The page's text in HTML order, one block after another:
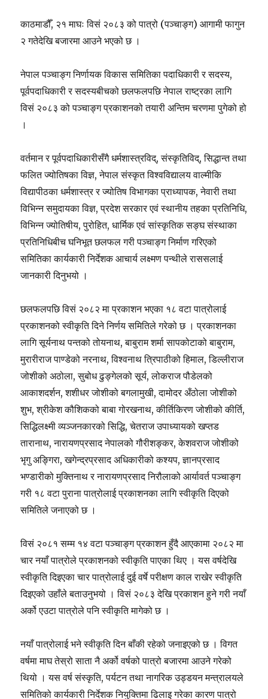
काठमाडौँ, २१ माघः विसं २०८३ को पात्रो (पञ्चाङ्ग) आगामी फागुन
२ गतेदेखि बजारमा आउने भएको छ ।
नेपाल पञ्चाङ्ग निर्णायक विकास समितिका पदाधिकारी र सदस्य,
पूर्वपदाधिकारी र सदस्यबीचको छलफलपछि नेपाल राष्ट्रका लागि
विसं २०८३ को पञ्चाङ्ग प्रकाशनको तयारी अन्तिम चरणमा पुगेको हो
।
वर्तमान र पूर्वपदाधिकारीसँगै धर्मशास्त्रविद्, संस्कृतिविद्, सिद्धान्त तथा
फलित ज्योतिषका विज्ञ, नेपाल संस्कृत विश्वविद्यालय वाल्मीकि
विद्यापीठका धर्मशास्त्र र ज्योतिष विभागका प्राध्यापक, नेवारी तथा
विभिन्न समुदायका विज्ञ, प्रदेश सरकार एवं स्थानीय तहका प्रतिनिधि,
विभिन्न ज्योतिषीय, पुरोहित, धार्मिक एवं सांस्कृतिक सङ्घ संस्थाका
प्रतिनिधिबीच घनिभूत छलफल गरी पञ्चाङ्ग निर्माण गरिएको
समितिका कार्यकारी निर्देशक आचार्य लक्ष्मण पन्थीले राससलाई
जानकारी दिनुभयो ।
छलफलपछि विसं २०८२ मा प्रकाशन भएका १८ वटा पात्रोलाई
प्रकाशनको स्वीकृति दिने निर्णय समितिले गरेको छ । प्रकाशनका
लागि सूर्यनाथ पन्तको तोयनाथ, बाबुराम शर्मा सापकोटाको बाबुराम,
मुरारीराज पाण्डेको नरनाथ, विश्वनाथ त्रिपाठीको हिमाल, डिल्लीराज
जोशीको अठोला, सुबोध ढुङ्गेलको सूर्य, लोकराज पौडेलको
आकाशदर्शन, शशीधर जोशीको बगलामुखी, दामोदर अँठोला जोशीको
शुभ, श्रीकेश कौशिकको बाबा गोरखनाथ, कीर्तिकिरण जोशीको कीर्ति,
सिद्धिलक्ष्मी व्यञ्जनकारको सिद्धि, चेतराज उपाध्यायको खप्तड
तारानाथ, नारायणप्रसाद नेपालको गौरीशङ्कर, केशवराज जोशीको
भृगु अङ्गिरा, खगेन्द्रप्रसाद अधिकारीको कश्यप, ज्ञानप्रसाद
भण्डारीको मुक्तिनाथ र नारायणप्रसाद निरौलाको आर्यावर्त पञ्चाङ्ग
गरी १८ वटा पुराना पात्रोलाई प्रकाशनका लागि स्वीकृति दिएको
समितिले जनाएको छ ।
विसं २०८१ सम्म १४ वटा पञ्चाङ्ग प्रकाशन हुँदै आएकामा २०८२ मा
चार नयाँ पात्रोले प्रकाशनको स्वीकृति पाएका थिए । यस वर्षदेखि
स्वीकृति दिइएका चार पात्रोलाई दुई वर्षे परीक्षण काल राखेर स्वीकृति
दिइएको उहाँले बताउनुभयो । विसं २०८३ देखि प्रकाशन हुने गरी नयाँ
अर्को एउटा पात्रोले पनि स्वीकृति मागेको छ ।
नयाँ पात्रोलाई भने स्वीकृति दिन बाँकी रहेको जनाइएको छ । विगत
वर्षमा माघ तेस्रो साता नै अर्को वर्षको पात्रो बजारमा आउने गरेको
थियो । यस वर्ष संस्कृति, पर्यटन तथा नागरिक उड्डयन मन्त्रालयले
समितिको कार्यकारी निर्देशक नियुक्तिमा ढिलाइ गरेका कारण पात्रो